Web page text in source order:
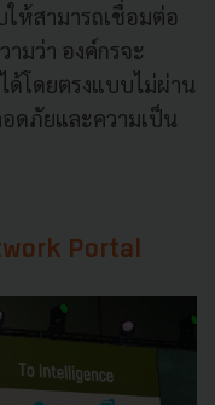
ห้สามารถเชื่อมต่อ
มว่า องค์กรจะ
ด้โดยตรงแบบไม่ผ่าน
ดภัยและความเป็น
Portal